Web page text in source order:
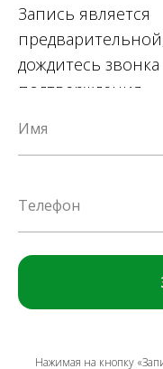
Запись является
дождитесь
подтверждения.
Имя
Телефон
Нажимая на кнопку